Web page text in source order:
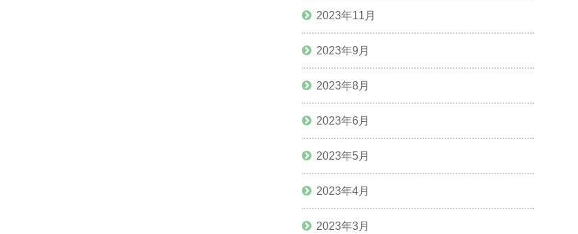
2023年11月
2023年9月
2023年8月
2023年6月
2023年5月
2023年4月
2023年3月